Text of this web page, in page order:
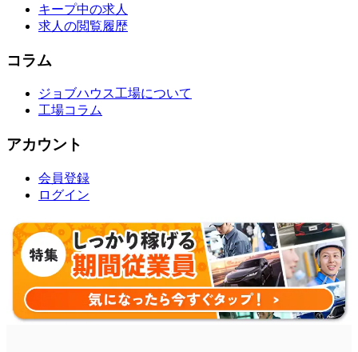
キープ中の求人
求人の閲覧履歴
コラム
ジョブハウス工場について
工場コラム
アカウント
会員登録
ログイン